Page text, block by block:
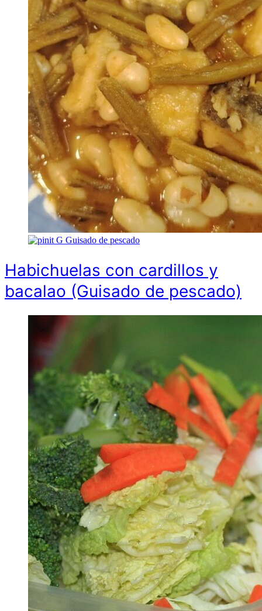
G Guisado de pescado
Habichuelas con cardillos y
bacalao (Guisado de pescado)